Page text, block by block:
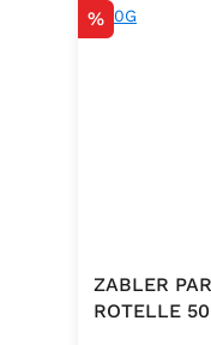
Rabatt
%
ZABLER
ROTELLE